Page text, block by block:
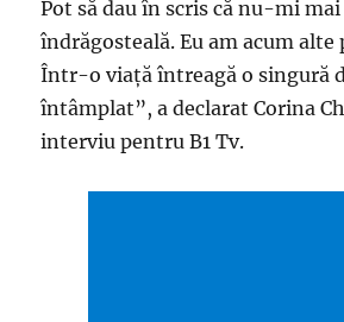
Pot să dau în scris că nu-mi
îndrăgosteală. Eu am acum alte
Într-o viaţă întreagă o singură
întâmplat”, a declarat Corina
interviu pentru B1 Tv.